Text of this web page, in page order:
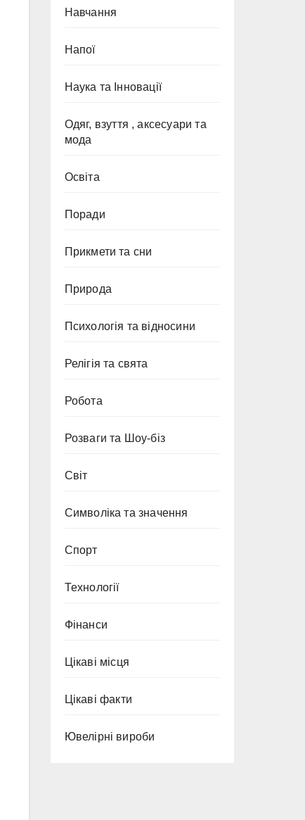
Навчання
Напої
Наука та Інновації
Одяг, взуття , аксесуари та
мода
Освіта
Поради
Прикмети та сни
Природа
Психологія та відносини
Релігія та свята
Робота
Розваги та Шоу-біз
Світ
Символіка та значення
Спорт
Технології
Фінанси
Цікаві місця
Цікаві факти
Ювелірні вироби